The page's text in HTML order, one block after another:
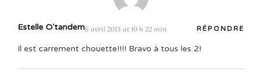
Estelle O'tandem8 avril 2013 at 10 h 22 min RÉPONDRE
Il est carrement chouette!!!! Bravo à tous les 2!